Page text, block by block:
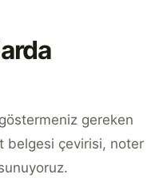
gereken
belgesi çevirisi, noter